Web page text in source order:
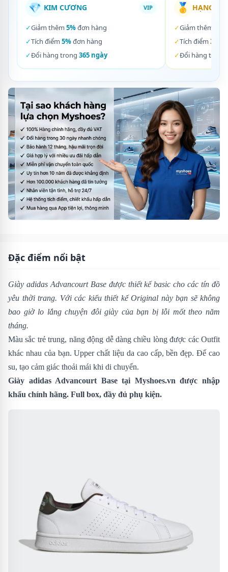
💎 KIM CƯƠNG VIP
✓Giảm thêm 5%đơn hàng
✓Tích điểm 5%đơn hàng
✓Đổi hàng trong 365 ngày
🥇 HẠNG
✓Giảm thêm
✓Tích điểm 3%
✓Đổi hàng trong
Đặc điểm nổi bật
Giày adidas Advancourt Base được thiết kế basic cho các tín đồ
yêu thời trang. Với các kiểu thiết kế Original này bạn sẽ không
bao giờ lo lắng chuyện đôi giày của bạn bị lỗi mốt theo năm
tháng.
Màu sắc trẻ trung, năng động dễ dàng chiều lòng được các Outfit
khác nhau của bạn. Upper chất liệu da cao cấp, bền đẹp. Đế cao
su, tạo cảm giác thoải mái khi di chuyển.
Giày adidas Advancourt Base tại Myshoes.vn được nhập
khẩu chính hãng. Full box, đầy đủ phụ kiện.